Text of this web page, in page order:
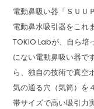
電動鼻吸い器「ＳＵＵ
電動鼻水吸引器をこれ
TOKIO Labが、自ら培
にない電動鼻吸い器で
ら、独自の技術で真空
気の通る穴（気筒）を
帯サイズで高い吸引力